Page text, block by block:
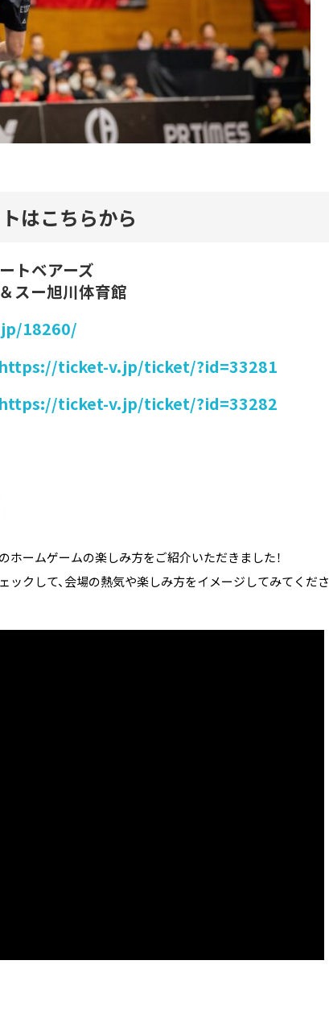
はこちらから
ートベアーズ
スー旭川体育館
18260/
https://ticket-v.jp/ticket/?id=33281
https://ticket-v.jp/ticket/?id=33282
ホームゲームの楽しみ方をご紹介いただきました！
ックして、会場の熱気や楽しみ方をイメージしてみてくださ